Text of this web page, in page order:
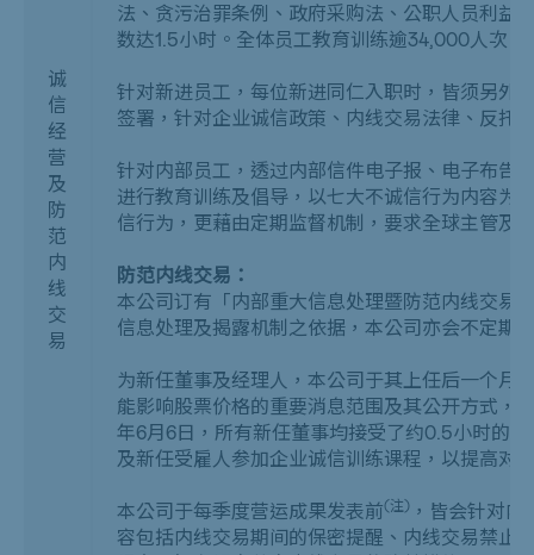
诚
信
经
营
及
防
范
内
线
交
易
法、贪污治罪条例、政府采购法、公职人员利益
数达1.5小时。全体员工教育训练逾34,000人次，
针对新进员工，每位新进同仁入职时，皆须另外
签署，针对企业诚信政策、内线交易法律、反托
针对内部员工，透过内部信件电子报、电子布告
进行教育训练及倡导，以七大不诚信行为内容为
信行为，更藉由定期监督机制，要求全球主管及
防范内线交易：
本公司订有「内部重大信息处理暨防范内线交易
信息处理及揭露机制之依据，本公司亦会不定期
为新任董事及经理人，本公司于其上任后一个月
能影响股票价格的重要消息范围及其公开方式，
年6月6日，所有新任董事均接受了约0.5小时的
及新任受雇人参加企业诚信训练课程，以提高对
本公司于每季度营运成果发表前(注) ，皆会针对
容包括内线交易期间的保密提醒、内线交易禁止